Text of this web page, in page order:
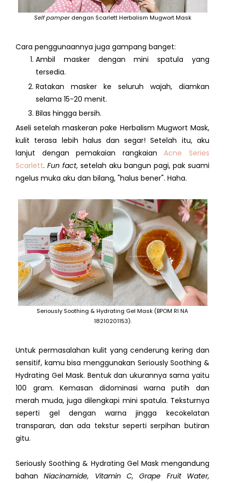
Self pamperdengan Scarlett Herbalism Mugwort Mask
Cara penggunaannya juga gampang banget:
Ambil masker dengan mini spatula yang
tersedia.
Ratakan masker ke seluruh wajah, diamkan
selama 15-20 menit.
Bilas hingga bersih.
Aseli setelah maskeran pake Herbalism Mugwort Mask,
kulit terasa lebih halus dan segar! Setelah itu, aku
lanjut dengan pemakaian rangkaianAcne Series
Scarlett.Fun fact, setelah aku bangun pagi, pak suami
ngelus muka aku dan bilang, "halus bener". Haha.
Seriously Soothing & Hydrating Gel Mask (BPOM RI NA
18210201153).
Untuk permasalahan kulit yang cenderung kering dan
sensitif, kamu bisa menggunakan Seriously Soothing &
Hydrating Gel Mask. Bentuk dan ukurannya sama yaitu
100 gram. Kemasan didominasi warna putih dan
merah muda, juga dilengkapi mini spatula. Teksturnya
seperti gel dengan warna jingga kecokelatan
transparan, dan ada tekstur seperti serpihan butiran
gitu.
Seriously Soothing & Hydrating Gel Mask mengandung
bahanNiacinamide, Vitamin C, Grape Fruit Water,